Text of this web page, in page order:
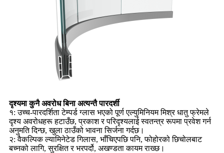
दृश्यमा कुनै अवरोध बिना अत्यन्तै पारदर्शी
१: उच्च-पारदर्शिता टेम्पर्ड ग्लास भएको पूर्ण एल्युमिनियम मिश्र धातु फ्रेमले
दृश्य अवरोधहरू हटाउँछ, प्रकाश र परिदृश्यलाई स्वतन्त्र रूपमा प्रवेश गर्न
अनुमति दिन्छ, खुला ठाउँको भावना सिर्जना गर्दछ।
२: वैकल्पिक ल्यामिनेटेड गिलास, भाँचिएपछि पनि, फोहोरको छिचोलबाट
बच्नको लागि, सुरक्षित र भरपर्दो, अखण्डता कायम राख्छ।